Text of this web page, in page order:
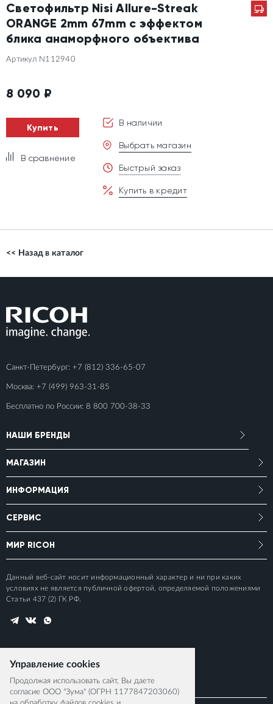
Светофильтр Nisi Allure-Streak
ORANGE 2mm 67mm с эффектом
блика анаморфного объектива
Артикул N112940
8 090 ₽
Купить
В сравнение
В наличии
Выбрать магазин
Быстрый заказ
Купить в кредит
<< Назад в каталог
Санкт-Петербург: +7 (812) 336-65-07
Москва: +7 (499) 963-31-85
Бесплатно по России: 8 800 700-38-33
НАШИ БРЕНДЫ
МАГАЗИН
ИНФОРМАЦИЯ
СЕРВИС
МИР RICOH
Данный веб-сайт носит информационный характер и ни при каких
условиях не является публичной офертой, определяемой положениями
Статьи 437 (2) ГК РФ.
Управление cookies
Продолжая использовать сайт, Вы даете
согласие ООО "Зума" (ОГРН 1177847203060)